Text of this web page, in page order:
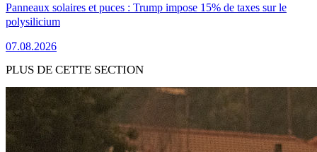
Panneaux solaires et puces : Trump impose 15% de taxes sur le
polysilicium
07.08.2026
PLUS DE CETTE SECTION